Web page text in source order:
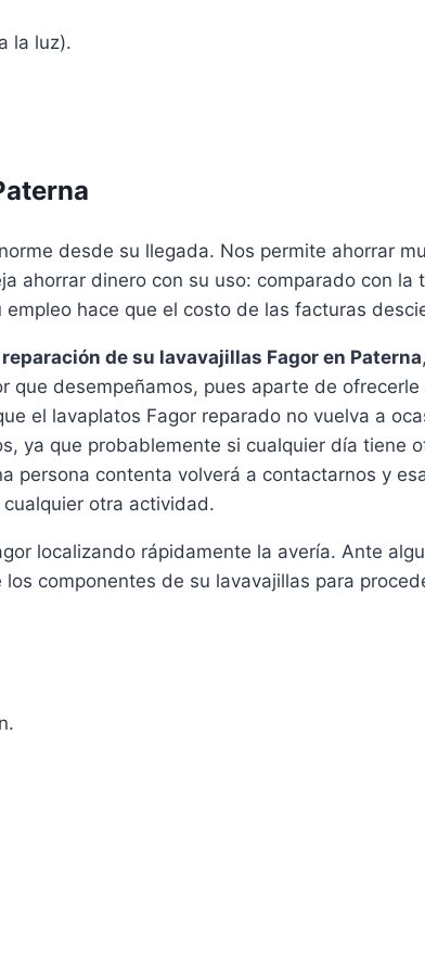
la luz).
desde su llegada. Nos permite ahorrar
ahorrar dinero con su uso: comparado con
hace que el costo de las facturas
reparación de su lavavajillas Fagor en Paterna
que desempeñamos, pues aparte de
el lavaplatos Fagor reparado no vuelva a
ya que probablemente si cualquier día tiene
persona contenta volverá a contactarnos y
otra actividad.
localizando rápidamente la avería. Ante
componentes de su lavavajillas para